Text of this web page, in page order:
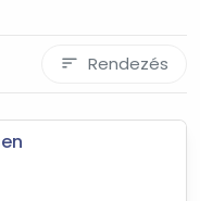
49 990 Ft
sort Rendezés